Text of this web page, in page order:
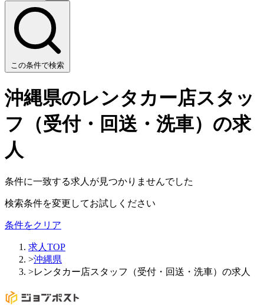
この条件で検索
沖縄県のレンタカー店スタッ
フ（受付・回送・洗車）の求
人
条件に一致する求人が見つかりませんでした
検索条件を変更してお試しください
条件をクリア
求人TOP
>沖縄県
>レンタカー店スタッフ（受付・回送・洗車）の求人